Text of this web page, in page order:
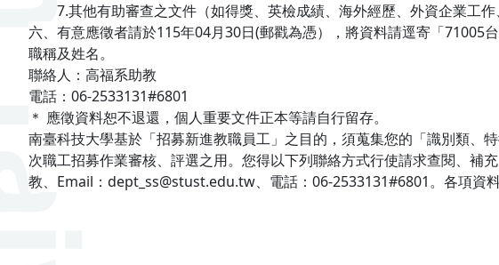
7.其他有助審查之文件（如得獎、英檢成績、海外經歷、外資企業工作
六、有意應徵者請於115年04月30日(郵戳為憑），將資料請逕寄「71005
職稱及姓名。
聯絡人：高福系助教
電話： 06-2533131#6801
＊ 應徵資料恕不退還，個人重要文件正本等請自行留存。
南臺科技大學基於「招募新進教職員工」之目的，須蒐集您的「識別類、
次職工招募作業審核、評選之用。您得以下列聯絡方式行使請求查閱、補
教、 Email ： dept_ss@stust.edu.tw、電話： 06-2533131#6801。各項資